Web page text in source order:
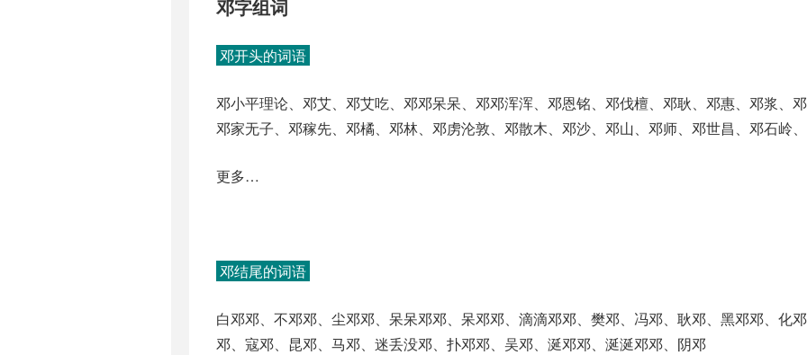
邓字组词
邓开头的词语
邓小平理论、邓艾、邓艾吃、邓邓呆呆、邓邓浑浑、邓恩铭、邓伐檀、邓耿、邓惠、邓浆、
邓家无子、邓稼先、邓橘、邓林、邓虏沦敦、邓散木、邓沙、邓山、邓师、邓世昌、邓石岭
更多…
邓结尾的词语
白邓邓、不邓邓、尘邓邓、呆呆邓邓、呆邓邓、滴滴邓邓、樊邓、冯邓、耿邓、黑邓邓、化
邓、寇邓、昆邓、马邓、迷丢没邓、扑邓邓、吴邓、涎邓邓、涎涎邓邓、阴邓